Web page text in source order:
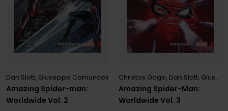
Amazing Spider-man:
Worldwide Vol. 2
Dan Slott, Giuseppe Camuncoli
Amazing Spider-Man:
Worldwide Vol. 3
Christos Gage, Dan Slott, Giuseppe Camuncoli